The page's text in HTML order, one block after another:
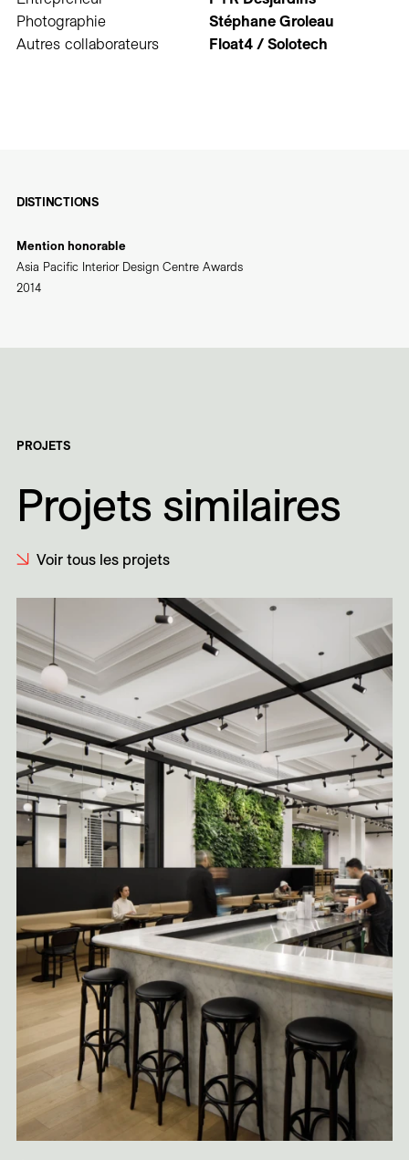
Photographie
Stéphane Groleau
Autres collaborateurs
Float4 / Solotech
DISTINCTIONS
Mention honorable
Asia Pacific Interior Design Centre Awards
2014
PROJETS
Projets similaires
Voir tous les projets